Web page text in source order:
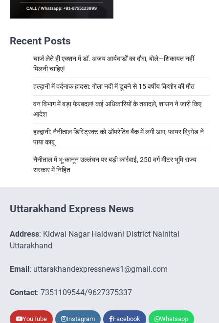
Recent Posts
चार्ज लेते ही एक्शन में डॉ. अजय आर्यवार्डों का दौरा, बोले—शिकायत नहीं
मिलनी चाहिए!
हल्द्वानी में दर्दनाक हादसा: गोला नदी में डूबने से 15 वर्षीय किशोर की मौत
वन विभाग में बड़ा फेरबदल! कई अधिकारियों के तबादले, शासन ने जारी किए
आदेश
हल्द्वानी: नैनीताल डिस्ट्रिक्ट को-ऑपरेटिव बैंक में लगी आग, फायर ब्रिगेड ने
पाया काबू
नैनीताल में भू-कानून उल्लंघन पर बड़ी कार्रवाई, 250 वर्ग मीटर भूमि राज्य
सरकार में निहित
Uttarakhand Express News
Address: Kidwai Nagar Haldwani District Nainital
Uttarakhand
Email : uttarakhandexpressnews1@gmail.com
Contact: 7351109544/9627375337
YouTube Instagram Facebook Whatsapp